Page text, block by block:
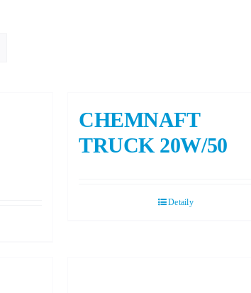
CHEMNAFT
TRUCK 20W/50
Detaily